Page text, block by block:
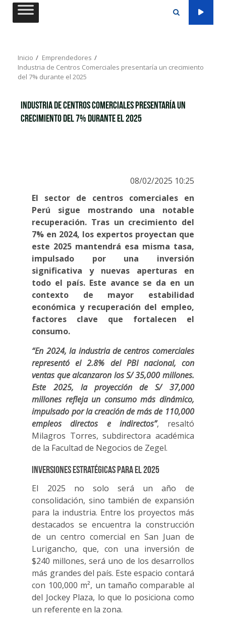
Saltar
Inicio
Emprendedores
Industria de Centros Comerciales presentaría un crecimiento
del 7% durante el 2025
Industria de Centros Comerciales presentaría un
crecimiento del 7% durante el 2025
08/02/2025 10:25
El sector de centros comerciales en
Perú sigue mostrando una notable
recuperación. Tras un crecimiento del
7% en 2024, los expertos proyectan que
este 2025 mantendrá esa misma tasa,
impulsado por una inversión
significativa y nuevas aperturas en
todo el país. Este avance se da en un
contexto de mayor estabilidad
económica y recuperación del empleo,
factores clave que fortalecen el
consumo.
“En 2024, la industria de centros comerciales
representó el 2.8% del PBI nacional, con
ventas que alcanzaron los S/ 35,000 millones.
Este 2025, la proyección de S/ 37,000
millones refleja un consumo más dinámico,
impulsado por la creación de más de 110,000
empleos directos e indirectos”, resaltó
Milagros Torres, subdirectora académica
de la Facultad de Negocios de Zegel.
Inversiones estratégicas para el 2025
El 2025 no solo será un año de
consolidación, sino también de expansión
para la industria. Entre los proyectos más
destacados se encuentra la construcción
de un centro comercial en San Juan de
Lurigancho, que, con una inversión de
$240 millones, será uno de los desarrollos
más grandes del país. Este espacio contará
con 100,000 m², un tamaño comparable al
del Jockey Plaza, lo que lo posiciona como
un referente en la zona.